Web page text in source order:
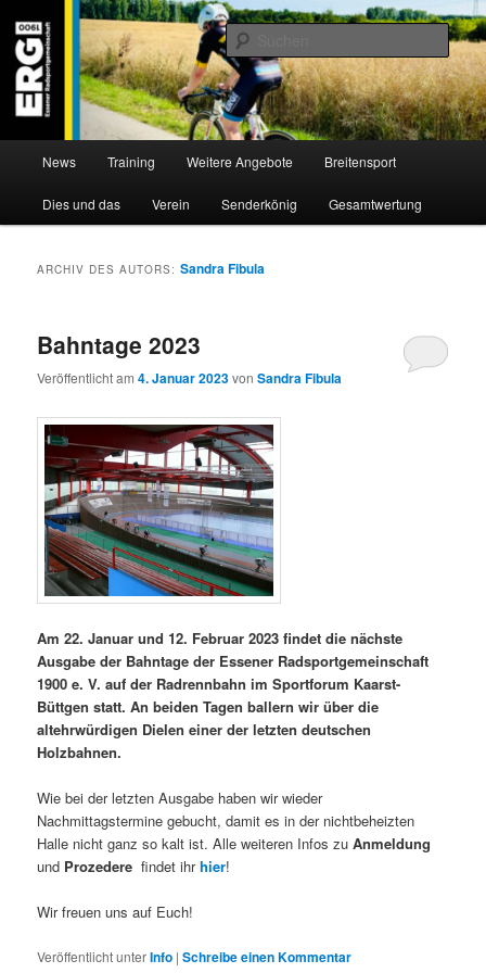
Inhalt
wechseln
sekundären
Inhalt
wechselnERG 1900 e.V
Willkommen bei der Essener Radsportgemeinschaft
News Training Weitere Angebote Breitensport
Dies und das Verein Senderkönig Gesamtwertung
ARCHIV DES AUTORS:Sandra Fibula
Bahntage 2023
Veröffentlicht am4. Januar 2023vonSandra Fibula
Am 22. Januar und 12. Februar 2023findet die nächste
Ausgabe der Bahntage der Essener Radsportgemeinschaft
1900 e. V. auf der Radrennbahn im Sportforum Kaarst-
Büttgen statt. An beiden Tagen ballern wir über die
altehrwürdigen Dielen einer der letzten deutschen
Holzbahnen.
Wie bei der letzten Ausgabe haben wir wieder
Nachmittagstermine gebucht, damit es in der nichtbeheizten
Halle nicht ganz so kalt ist. Alle weiteren Infos zuAnmeldung
und Prozedere findet ihrhier!
Wir freuen uns auf Euch!
Veröffentlicht unterInfo |Schreibe einen Kommentar